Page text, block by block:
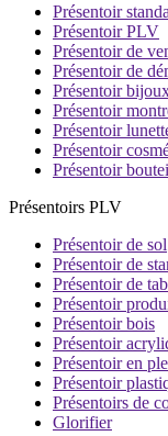
Présentoir
Présentoir PLV
Présentoir de
Présentoir de
Présentoir
Présentoir
Présentoir
Présentoir
Présentoir
Présentoirs PLV
Présentoir de sol
Présentoir de
Présentoir de
Présentoir
Présentoir bois
Présentoir
Présentoir en
Présentoir
Présentoirs de
Glorifier